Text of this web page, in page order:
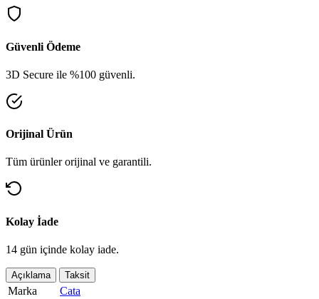
Güvenli Ödeme
3D Secure ile %100 güvenli.
Orijinal Ürün
Tüm ürünler orijinal ve garantili.
Kolay İade
14 gün içinde kolay iade.
Açıklama Taksit
Marka
Cata